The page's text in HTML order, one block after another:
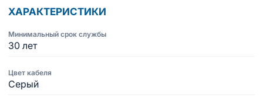
ХАРАКТЕРИСТИКИ
Минимальный срок службы
30 лет
Цвет кабеля
Серый